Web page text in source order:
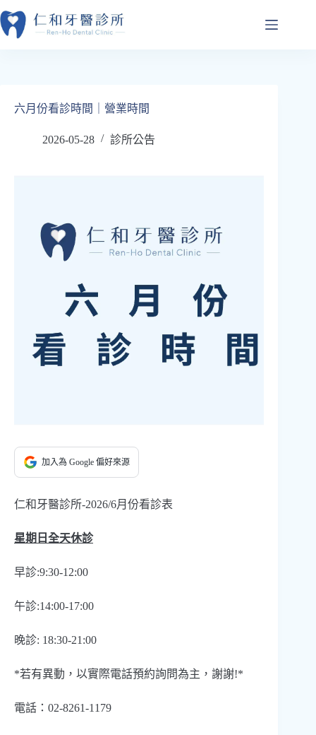
跳
至
六月份看診時間｜營業時間
2026-05-28 診所公告
加入為 Google 偏好來源
仁和牙醫診所-2026/6月份看診表
星期日全天休診
早診:9:30-12:00
午診:14:00-17:00
晚診: 18:30-21:00
*若有異動，以實際電話預約詢問為主，謝謝!*
電話：02-8261-1179